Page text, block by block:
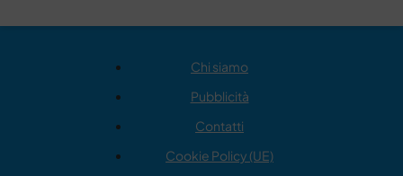
Chi siamo
Pubblicità
Contatti
Cookie Policy (UE)